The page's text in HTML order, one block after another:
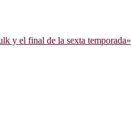
y el final de la sexta temporada»